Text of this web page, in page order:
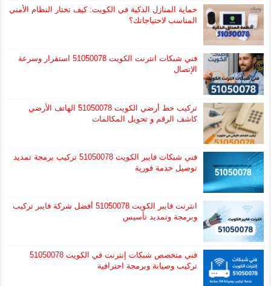
حماية المنازل الذكية في الكويت: كيف تختار النظام الأمني
المناسب لاحتياجاتك؟
فني شبكات انترنت الكويت 51050078 استقرار وسرعة
الإتصال
تركيب خط أرضي الكويت 51050078 الهاتف الأرضي
كاشف الرقم و تحويل المكالمات
فني شبكات فايبر الكويت 51050078 تركيب برمجة تمديد
توصيل خدمة فورية
انترنت فايبر الكويت 51050078 أفضل شركة فايبر تركيب
وبرمجة وتمديد تأسيس
فني متخصص شبكات إنترنت في الكويت 51050078
تركيب وصيانة وبرمجة احترافية